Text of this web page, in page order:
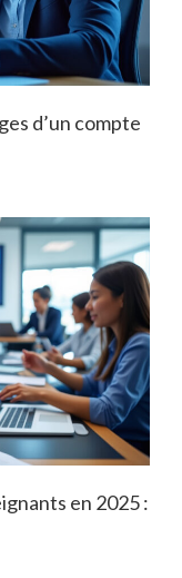
d’un compte
en 2025 :